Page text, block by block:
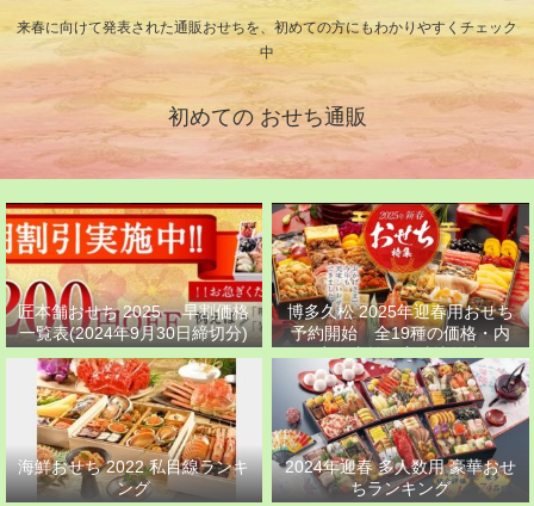
来春に向けて発表された通販おせちを、初めての方にもわかりやすくチェック
中
初めての おせち通販
匠本舗おせち 2025 早割価格
一覧表(2024年9月30日締切分)
博多久松 2025年迎春用おせち
予約開始 全19種の価格・内
容・支払い方法比較表
海鮮おせち 2022 私目線ランキ
ング
2024年迎春 多人数用 豪華おせ
ちランキング